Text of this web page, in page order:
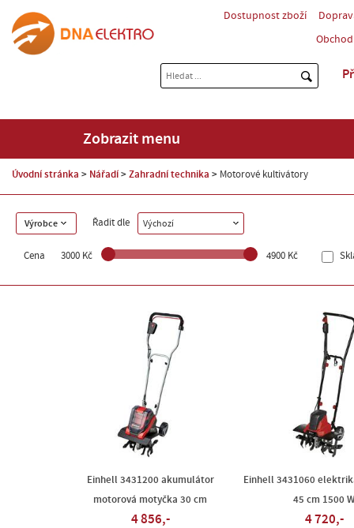
Dostupnost zboží
Zobrazit menu
Úvodní stránka Nářadí Zahradní technika Motorové kultivátory
Výrobce Řadit dle Výchozí
Cena 3000 Kč 4900 Kč
Einhell 3431200 akumulátor
motorová motyčka 30 cm
4 856,-
Einhell 3431060
45 cm 1500 W
4 720,-